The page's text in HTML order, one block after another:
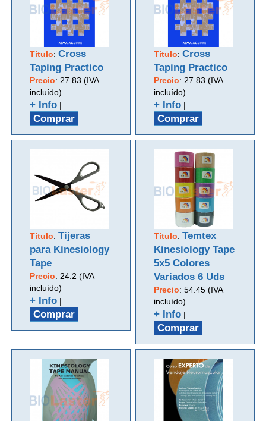
Título:Cross
Taping Practico
Precio: 27.83 (IVA
incluído)
+ Info |
Comprar
Título:Cross
Taping Practico
Precio: 27.83 (IVA
incluído)
+ Info |
Comprar
Título:Tijeras
para Kinesiology
Tape
Precio: 24.2 (IVA
incluído)
+ Info |
Comprar
Título:Temtex
Kinesiology Tape
5x5 Colores
Variados 6 Uds
Precio:54.45 (IVA
incluído)
+ Info |
Comprar